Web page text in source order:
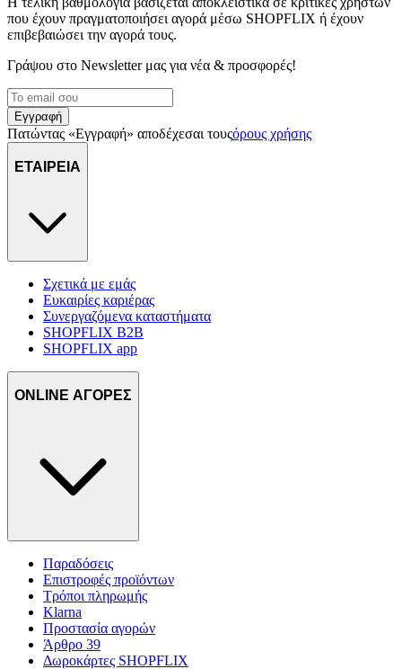
διαφημίσεις και περιεχόμενο, την καλύτερη εικόνα του κοινού
μας και την ανάπτυξη προϊόντων. Επίσης, κοινοποιούμε
τοποθεσίας μας στους συνεργάτες μέσων κοινωνικής
δικτύωσης, διαφημίσεων και ανάλυσης.
που έχουν πραγματοποιήσει αγορά μέσω SHOPFLIX ή έχουν
επιβεβαιώσει την αγορά τους.
Γράψου στο Νewsletter μας για νέα & προσφορές!
Εγγραφή
Πατώντας «Εγγραφή» αποδέχεσαι τουςόρους χρήσης
ΕΤΑΙΡΕΙΑ
Σχετικά με εμάς
Ευκαιρίες καριέρας
Συνεργαζόμενα καταστήματα
SHOPFLIX B2B
SHOPFLIX app
ONLINE ΑΓΟΡΕΣ
Παραδόσεις
Επιστροφές προϊόντων
Τρόποι πληρωμής
Klarna
Προστασία αγορών
Άρθρο 39
Δωροκάρτες SHOPFLIX